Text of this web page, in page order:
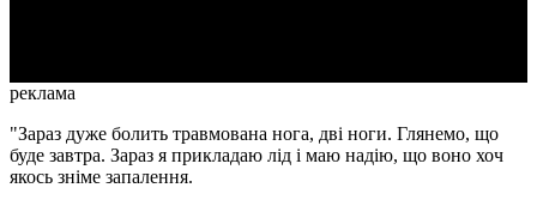
реклама
"Зараз дуже болить травмована нога, дві ноги. Глянемо, що
буде завтра. Зараз я прикладаю лід і маю надію, що воно хоч
якось зніме запалення.